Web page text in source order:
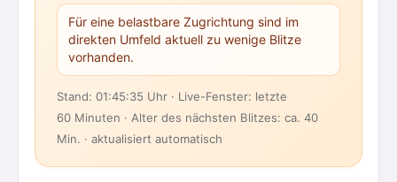
Für eine belastbare Zugrichtung sind im
direkten Umfeld aktuell zu wenige Blitze
vorhanden.
Stand: 01:45:35 Uhr · Live-Fenster: letzte
60 Minuten · Alter des nächsten Blitzes: ca. 40
Min. · aktualisiert automatisch